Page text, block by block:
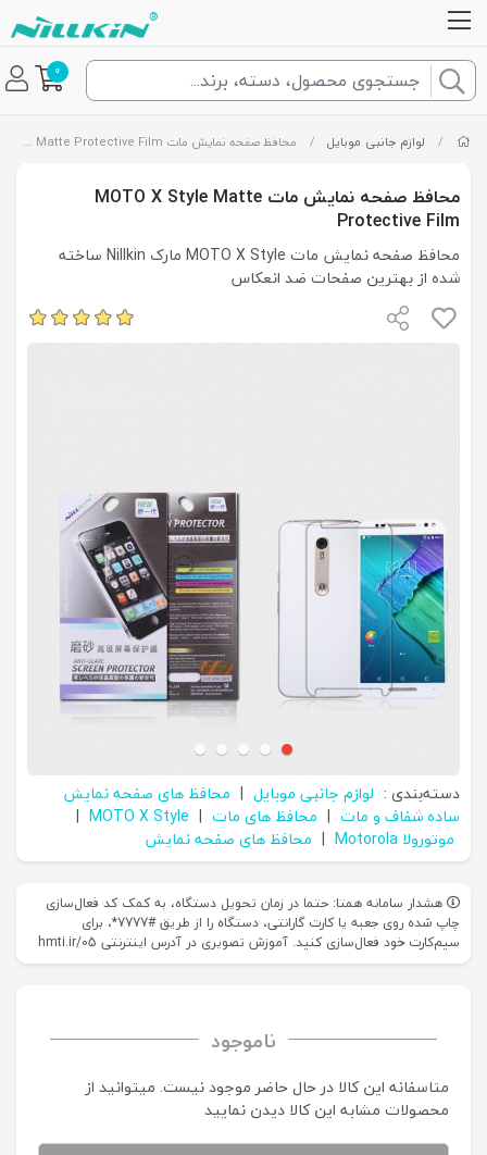
0
/ لوازم جانبی موبایل / محافظ صفحه نمایش مات MOTO X Style Matte Protective Film
محافظ صفحه نمایش مات MOTO X Style Matte
Protective Film
محافظ صفحه نمایش مات MOTO X Style مارک Nillkin ساخته
شده از بهترین صفحات ضد انعکاس
دسته‌بندی : لوازم جانبی موبایل | محافظ های صفحه نمایش
ساده شفاف و مات | محافظ های مات |
MOTO X Style
|
موتورولا Motorola
| محافظ های صفحه نمایش
هشدار سامانه همتا: حتما در زمان تحویل دستگاه، به کمک کد فعال‌سازی
چاپ شده روی جعبه یا کارت گارانتی، دستگاه را از طریق #7777*، برای
سیم‌کارت خود فعال‌سازی کنید. آموزش تصویری در آدرس اینترنتی hmti.ir/05
ناموجود
متاسفانه این کالا در حال حاضر موجود نیست. می‍توانید از
محصولات مشابه این کالا دیدن نمایید